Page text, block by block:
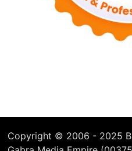
Copyright © 2006 - 2025